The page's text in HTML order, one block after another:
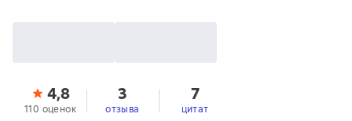
4,8
110 оценок
3
отзыва
7
цитат